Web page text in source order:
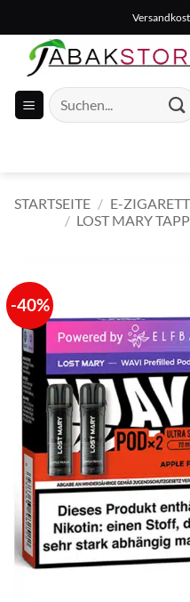
Inhalt
springen
Suche
nach:
STARTSEITE / E-
/ LOST MARY
-40%